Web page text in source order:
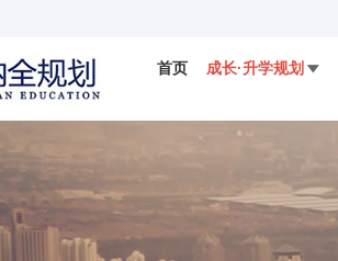
首页 成长·升学规划 
国际竞赛